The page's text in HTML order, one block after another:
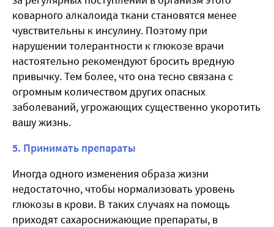
коварного алкалоида ткани становятся менее
чувствительны к инсулину. Поэтому при
нарушении толерантности к глюкозе врачи
настоятельно рекомендуют бросить вредную
привычку. Тем более, что она тесно связана с
огромным количеством других опасных
заболеваний, угрожающих существенно укоротить
вашу жизнь.
5. Принимать препараты
Иногда одного изменения образа жизни
недостаточно, чтобы нормализовать уровень
глюкозы в крови. В таких случаях на помощь
приходят сахароснижающие препараты, в